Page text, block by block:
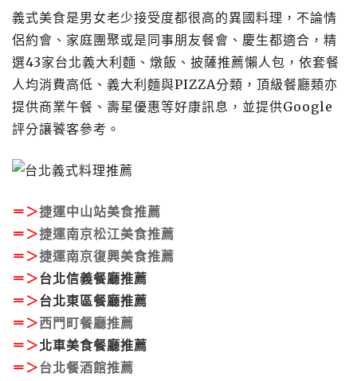
義式美食是男女老少接受度都很高的異國料理，不論情
侶約會、家庭團聚或是同事朋友餐會、慶生都適合，精
選43家台北義大利麵、燉飯、披薩推薦懶人包，依套餐
人均消費高低、義大利麵與PIZZA分類，頂級餐廳類亦
提供商業午餐、壽星優惠等好康訊息，並提供Google
評分讓饕客參考。
＝＞捷運中山站美食推薦
＝＞捷運南京松江美食推薦
＝＞捷運南京復興美食推薦
＝＞台北信義餐廳推薦
＝＞台北東區餐廳推薦
＝＞西門町餐廳推薦
＝＞北車美食餐廳推薦
＝＞台北餐酒館推薦